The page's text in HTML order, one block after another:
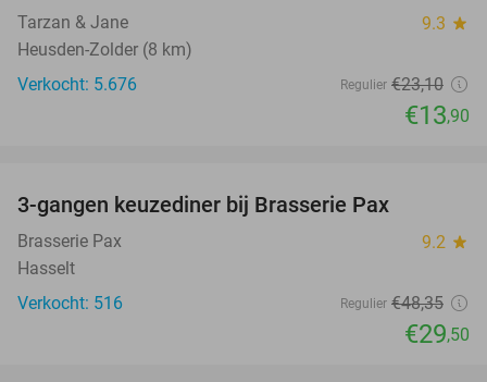
Tarzan & Jane 9.3 star
Heusden-Zolder (8 km)
Verkocht: 5.676
Regulier €23,10
€13,90
3-gangen keuzediner bij Brasserie Pax
Brasserie Pax 9.2 star
Hasselt
Verkocht: 516
Regulier €48,35
€29,50